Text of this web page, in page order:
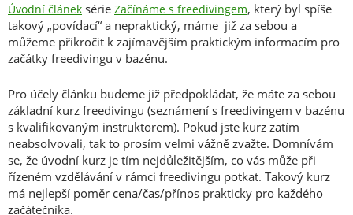
Úvodní článek série Začínáme s freedivingem, který byl spíše
takový „povídací“ a nepraktický, máme již za sebou a
můžeme přikročit k zajímavějším praktickým informacím pro
začátky freedivingu v bazénu.
Pro účely článku budeme již předpokládat, že máte za sebou
základní kurz freedivingu (seznámení s freedivingem v bazénu
s kvalifikovaným instruktorem). Pokud jste kurz zatím
neabsolvovali, tak to prosím velmi vážně zvažte. Domnívám
se, že úvodní kurz je tím nejdůležitějším, co vás může při
řízeném vzdělávání v rámci freedivingu potkat. Takový kurz
má nejlepší poměr cena/čas/přínos prakticky pro každého
začátečníka.